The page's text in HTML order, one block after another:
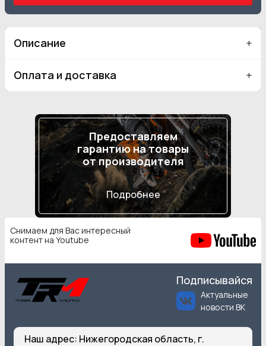
Описание
Оплата и доставка
Предоставляем
гарантию на товары
от производителя
Подробнее
Снимаем для Вас интересный
контент на Youtube
Подписывайся
Актуальные
новости ВК
Наш адрес: Нижегородская область, г.